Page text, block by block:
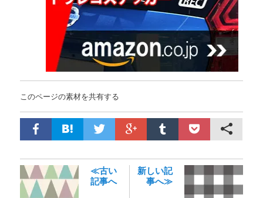
このページの素材を共有する
≪古い
記事へ
新しい記
事へ≫